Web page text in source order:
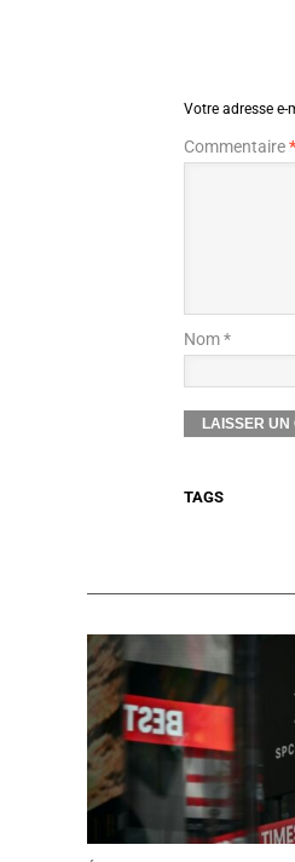
Votre adresse e-
Commentaire*
Nom *
TAGS